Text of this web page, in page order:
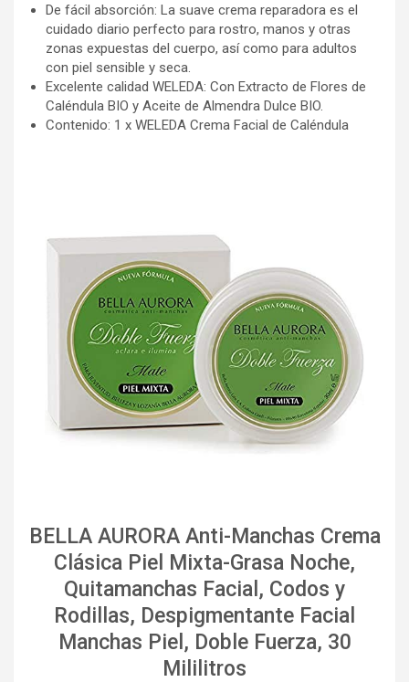
De fácil absorción: La suave crema reparadora es el
cuidado diario perfecto para rostro, manos y otras
zonas expuestas del cuerpo, así como para adultos
con piel sensible y seca.
Excelente calidad WELEDA: Con Extracto de Flores de
Caléndula BIO y Aceite de Almendra Dulce BIO.
Contenido: 1 x WELEDA Crema Facial de Caléndula
BELLA AURORA Anti-Manchas Crema
Clásica Piel Mixta-Grasa Noche,
Quitamanchas Facial, Codos y
Rodillas, Despigmentante Facial
Manchas Piel, Doble Fuerza, 30
Mililitros